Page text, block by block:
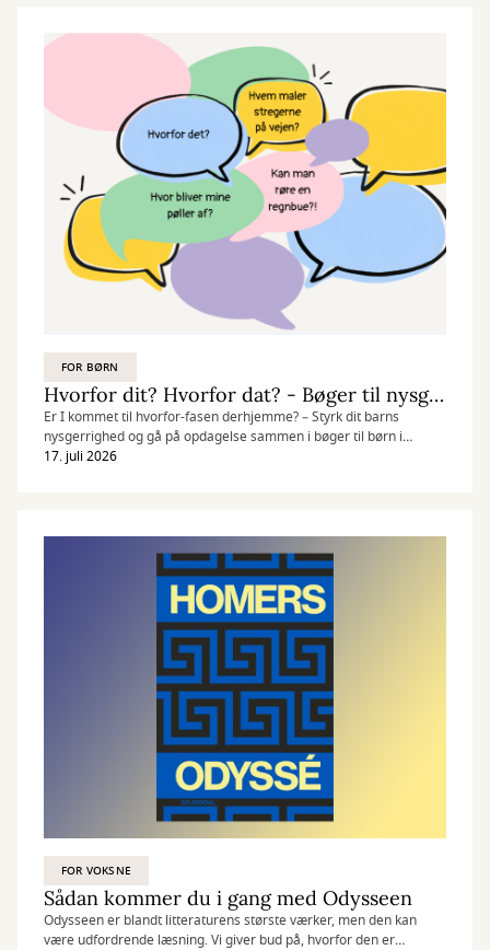
FOR BØRN
Hvorfor dit? Hvorfor dat? - Bøger til nysgerrige børn
Er I kommet til hvorfor-fasen derhjemme? – Styrk dit barns
nysgerrighed og gå på opdagelse sammen i bøger til børn i
alderen 3-6 år - om alt mellem himmel og jord.
17. juli 2026
FOR VOKSNE
Sådan kommer du i gang med Odysseen
Odysseen er blandt litteraturens største værker, men den kan
være udfordrende læsning. Vi giver bud på, hvorfor den er